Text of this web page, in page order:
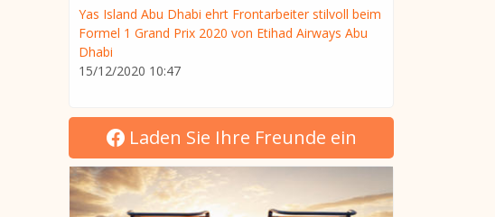
Yas Island Abu Dhabi ehrt Frontarbeiter stilvoll beim
Formel 1 Grand Prix 2020 von Etihad Airways Abu
Dhabi
15/12/2020 10:47
Laden Sie Ihre Freunde ein